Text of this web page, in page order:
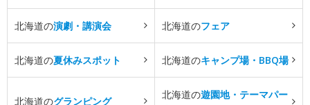
北海道の演劇・講演会 北海道のフェア
北海道の夏休みスポット 北海道のキャンプ場・BBQ場
北海道のグランピング
北海道の遊園地・テーマパー